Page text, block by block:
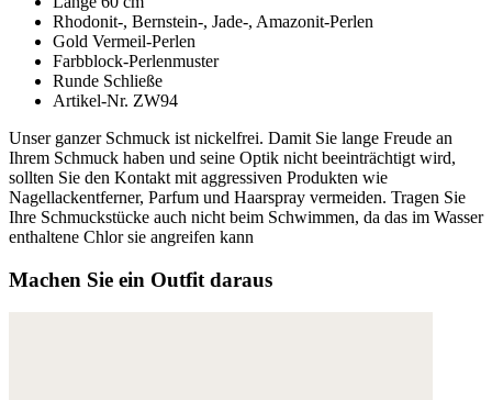
Rhodonit-, Bernstein-, Jade-, Amazonit-Perlen
Gold Vermeil-Perlen
Farbblock-Perlenmuster
Runde Schließe
Artikel-Nr. ZW94
Unser ganzer Schmuck ist nickelfrei. Damit Sie lange Freude an
Ihrem Schmuck haben und seine Optik nicht beeinträchtigt wird,
sollten Sie den Kontakt mit aggressiven Produkten wie
Nagellackentferner, Parfum und Haarspray vermeiden. Tragen Sie
Ihre Schmuckstücke auch nicht beim Schwimmen, da das im Wasser
enthaltene Chlor sie angreifen kann
Machen Sie ein Outfit daraus